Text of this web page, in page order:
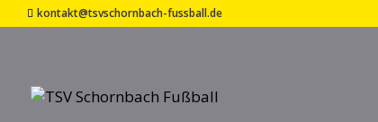
kontakt@tsvschornbach-fussball.de
SPFR